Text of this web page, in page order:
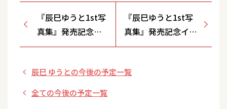
『辰巳ゆうと1st写
真集』発売記念イ
ベント【HMVエソ
『辰巳ゆうと1st写
真集』発売記念イベ
ント
SHINSAIBASHI心斎
辰巳 ゆうとの今後の予定一覧
全ての今後の予定一覧